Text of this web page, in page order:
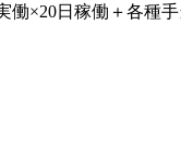
働×20日稼働＋各種手